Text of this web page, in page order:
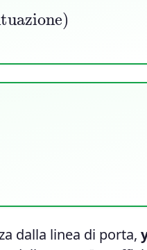
dalla linea di porta,